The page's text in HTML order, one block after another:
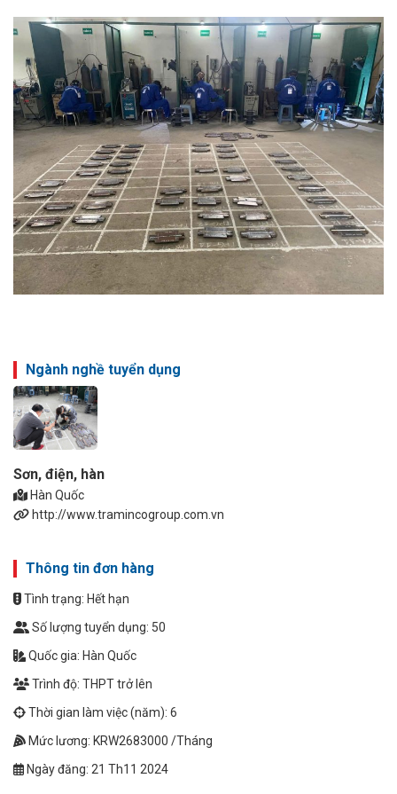
Ngành nghề tuyển dụng
Sơn, điện, hàn
Hàn Quốc
http://www.tramincogroup.com.vn
Thông tin đơn hàng
Tình trạng: Hết hạn
Số lượng tuyển dụng: 50
Quốc gia: Hàn Quốc
Trình độ: THPT trở lên
Thời gian làm việc (năm): 6
Mức lương: KRW2683000 /Tháng
Ngày đăng: 21 Th11 2024